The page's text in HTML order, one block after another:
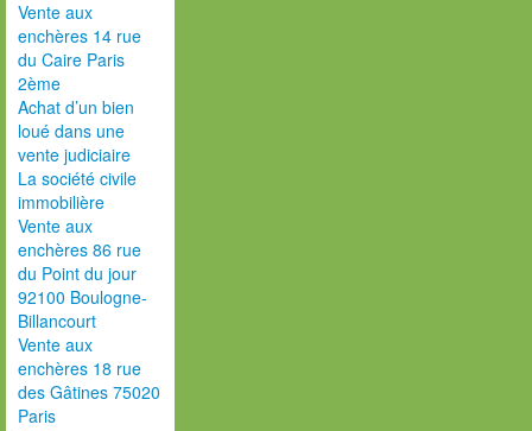
Vente aux
enchères 14 rue
du Caire Paris
2ème
Achat d’un bien
loué dans une
vente judiciaire
La société civile
immobilière
Vente aux
enchères 86 rue
du Point du jour
92100 Boulogne-
Billancourt
Vente aux
enchères 18 rue
des Gâtines 75020
Paris